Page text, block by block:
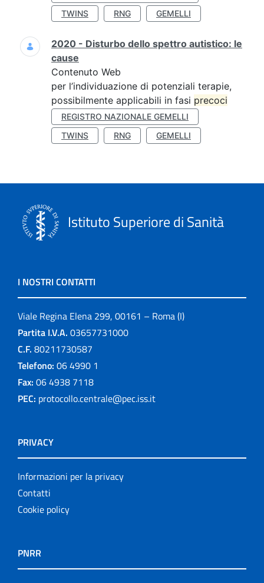
TWINS
RNG GEMELLI
2020 - Disturbo dello spettro autistico: le
cause
Contenuto Web
per l’individuazione di potenziali terapie,
possibilmente applicabili in fasi precoci
REGISTRO NAZIONALE GEMELLI
TWINS
RNG GEMELLI
Istituto Superiore di Sanità
I NOSTRI CONTATTI
Viale Regina Elena 299, 00161 – Roma (I)
Partita I.V.A. 03657731000
C.F. 80211730587
Telefono: 06 4990 1
Fax: 06 4938 7118
PEC: protocollo.centrale@pec.iss.it
PRIVACY
Informazioni per la privacy
Contatti
Cookie policy
PNRR